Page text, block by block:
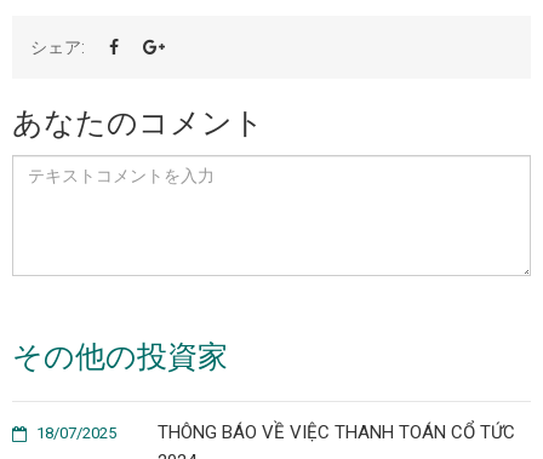
シェア:
あなたのコメント
その他の投資家
THÔNG BÁO VỀ VIỆC THANH TOÁN CỔ TỨC
18/07/2025